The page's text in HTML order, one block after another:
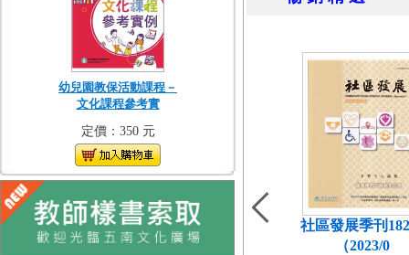
幼兒園教保活動課程－
文化課程參考實
定價：350 元
社區發展季刊
（2023/0